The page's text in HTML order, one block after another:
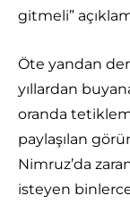
gitmeli”
Öte yandan
yıllardan
oranda
paylaşılan
Nimruz’da
isteyen binlerce